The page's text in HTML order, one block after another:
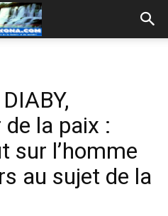
la paix :
sur l’homme
au sujet de la